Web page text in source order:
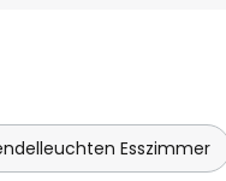
Esszimmer